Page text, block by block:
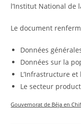
l’Institut National de
Le document
Données
Données sur la
L’Infrastructure
Le secteur
Gouvernorat de Béja en